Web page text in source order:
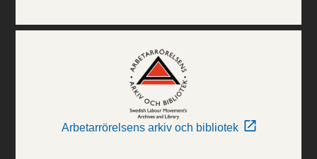
Arbetarrörelsens arkiv och bibliotek